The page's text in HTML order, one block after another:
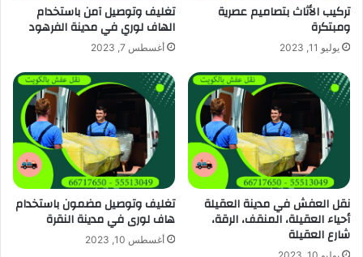
تركيب الأثاث بتصاميم عصرية
ومبتكرة
يوليو 11, 2023
تغليف وتوصيل آمن باستخدام
الهاف لوري في مدينة الفرهود
أغسطس 7, 2023
نقل العفش في مدينة العقيلة
أحياء العقيلة، المنقف، الرقة،
شارع العقيلة
تغليف وتوصيل مضمون باستخدام
هاف لورى في مدينة النقرة
أغسطس 10, 2023